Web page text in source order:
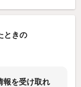
ときの
報を受け取れ